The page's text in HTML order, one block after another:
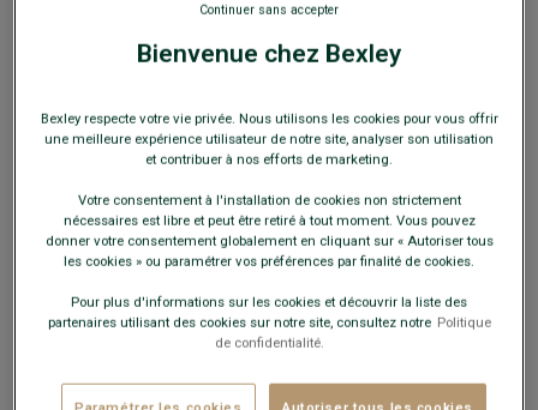
Doudoune sans manches homme Marron - NIELS
Doudoune fine et légère - Duvet d'oie blanche
-20€sur le 2e manteau ou blouson
COULEURS DISPONIBLES
Bienvenue chez Bexley
Bexley respecte votre vie privée. Nous utilisons les cookies pour vous offrir
une meilleure expérience utilisateur de notre site, analyser son utilisation
et contribuer à nos efforts de marketing.
Votre consentement à l'installation de cookies non strictement
nécessaires est libre et peut être retiré à tout moment. Vous pouvez
donner votre consentement globalement en cliquant sur « Autoriser tous
les cookies » ou paramétrer vos préférences par finalité de cookies.
Pour plus d'informations sur les cookies et découvrir la liste des
partenaires utilisant des cookies sur notre site, consultez notre Politique
de confidentialité.
Continuer sans accepter